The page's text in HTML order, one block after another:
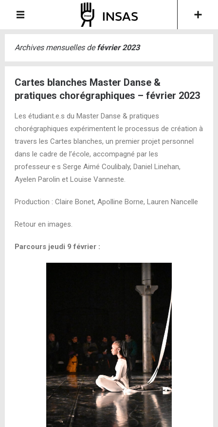
Archives mensuelles defévrier 2023
Cartes blanches Master Danse &
pratiques chorégraphiques – février 2023
Les étudiant.e.s du Master Danse & pratiques
chorégraphiques expérimentent le processus de création à
travers les Cartes blanches, un premier projet personnel
dans le cadre de l’école, accompagné par les
professeur·e·s Serge Aimé Coulibaly, Daniel Linehan,
Ayelen Parolin et Louise Vanneste.
Production : Claire Bonet, Apolline Borne, Lauren Nancelle
Retour en images.
Parcours jeudi 9 février :